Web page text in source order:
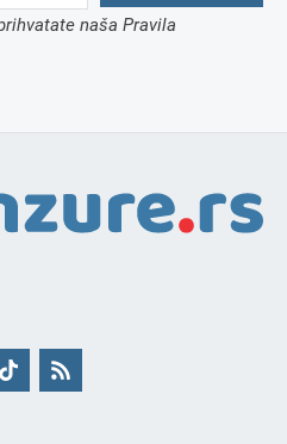
naša Pravila